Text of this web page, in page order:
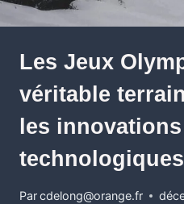
Les Jeux
véritable
les innovations
technologiques
Parcdelong@orange.fr